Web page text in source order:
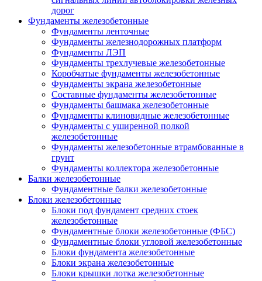
дорог
Фундаменты железобетонные
Фундаменты ленточные
Фундаменты железнодорожных платформ
Фундаменты ЛЭП
Фундаменты трехлучевые железобетонные
Коробчатые фундаменты железобетонные
Фундаменты экрана железобетонные
Составные фундаменты железобетонные
Фундаменты башмака железобетонные
Фундаменты клиновидные железобетонные
Фундаменты с уширенной полкой
железобетонные
Фундаменты железобетонные втрамбованные в
грунт
Фундаменты коллектора железобетонные
Балки железобетонные
Фундаментные балки железобетонные
Блоки железобетонные
Блоки под фундамент средних стоек
железобетонные
Фундаментные блоки железобетонные (ФБС)
Фундаментные блоки угловой железобетонные
Блоки фундамента железобетонные
Блоки экрана железобетонные
Блоки крышки лотка железобетонные